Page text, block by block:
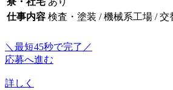
仕事内容 検査・塗装 / 機械系工場 / 交
＼最短45秒で完了／
応募へ進む
詳しく